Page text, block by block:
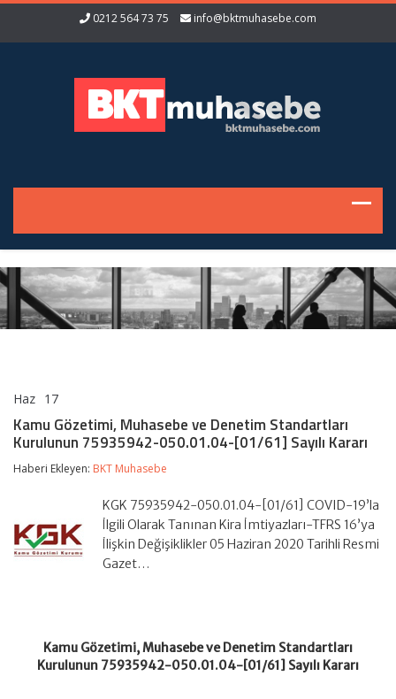
0212 564 73 75 info@bktmuhasebe.com
Haz 17
Muhasebe
ve
Standartları
75935942-
050.01.04-
[01/61]
Sayılı
Kararı
Kamu Gözetimi, Muhasebe ve Denetim Standartları
Kurulunun 75935942-050.01.04-[01/61] Sayılı Kararı
Haberi Ekleyen: BKT Muhasebe
KGK 75935942-050.01.04-[01/61] COVID-19’la
İlgili Olarak Tanınan Kira İmtiyazları-TFRS 16’ya
İlişkin Değişiklikler 05 Haziran 2020 Tarihli Resmi
Gazet…
Kamu Gözetimi, Muhasebe ve Denetim Standartları
Kurulunun 75935942-050.01.04-[01/61] Sayılı Kararı